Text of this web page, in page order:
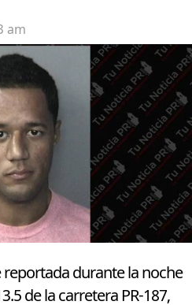
am
durante la noche
de la carretera PR-187,